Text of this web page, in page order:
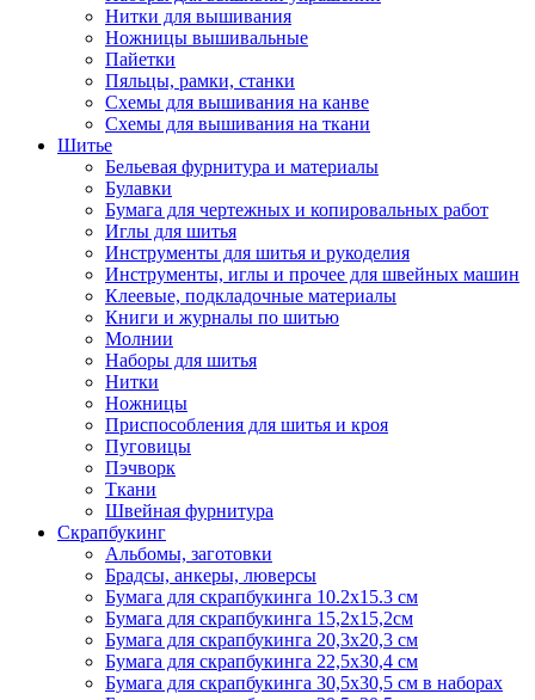
Нитки для вышивания
Ножницы вышивальные
Пайетки
Пяльцы, рамки, станки
Схемы для вышивания на канве
Схемы для вышивания на ткани
Шитье
Бельевая фурнитура и материалы
Булавки
Бумага для чертежных и копировальных работ
Иглы для шитья
Инструменты для шитья и рукоделия
Инструменты, иглы и прочее для швейных машин
Клеевые, подкладочные материалы
Книги и журналы по шитью
Молнии
Наборы для шитья
Нитки
Ножницы
Приспособления для шитья и кроя
Пуговицы
Пэчворк
Ткани
Швейная фурнитура
Скрапбукинг
Альбомы, заготовки
Брадсы, анкеры, люверсы
Бумага для скрапбукинга 10.2х15.3 см
Бумага для скрапбукинга 15,2х15,2см
Бумага для скрапбукинга 20,3х20,3 см
Бумага для скрапбукинга 22,5х30,4 см
Бумага для скрапбукинга 30,5х30,5 см в наборах